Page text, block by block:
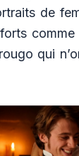
de
comme
qui